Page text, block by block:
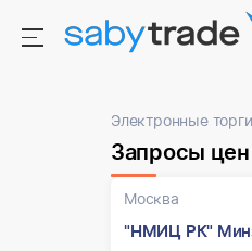
Электронные
Запросы цен
Москва
"НМИЦ РК"